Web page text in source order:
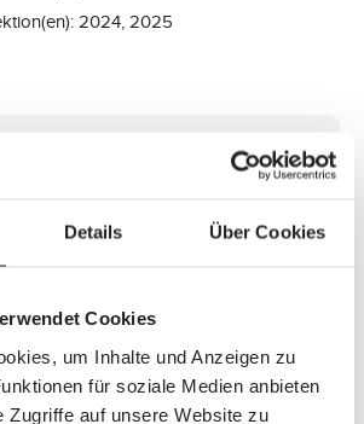
Details Über Cookies
Cookies
um Inhalte und Anzeigen zu
für soziale Medien anbieten
Zugriffe auf unsere Website zu
2024, 2025
Passt das Ersatzteil?
ob dieses Ersatzteil mit Deinem
finde ich die Seriennummer?